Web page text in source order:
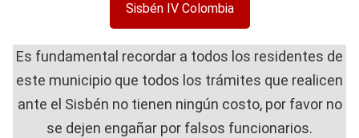
Sisbén IV Colombia
Es fundamental recordar a todos los residentes de
este municipio que todos los trámites que realicen
ante el Sisbén no tienen ningún costo, por favor no
se dejen engañar por falsos funcionarios.